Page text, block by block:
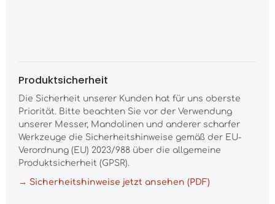
Produktsicherheit
Die Sicherheit unserer Kunden hat für uns oberste
Priorität. Bitte beachten Sie vor der Verwendung
unserer Messer, Mandolinen und anderer scharfer
Werkzeuge die Sicherheitshinweise gemäß der EU-
Verordnung (EU) 2023/988 über die allgemeine
Produktsicherheit (GPSR).
→ Sicherheitshinweise jetzt ansehen (PDF)